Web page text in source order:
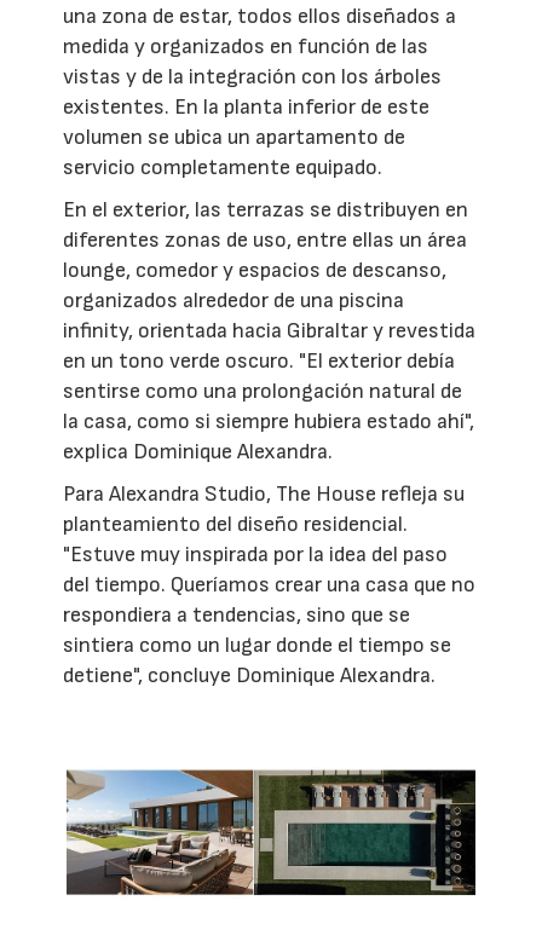
una zona de estar, todos ellos diseñados a
medida y organizados en función de las
vistas y de la integración con los árboles
existentes. En la planta inferior de este
volumen se ubica un apartamento de
servicio completamente equipado.
En el exterior, las terrazas se distribuyen en
diferentes zonas de uso, entre ellas un área
lounge, comedor y espacios de descanso,
organizados alrededor de una piscina
infinity, orientada hacia Gibraltar y revestida
en un tono verde oscuro. "El exterior debía
sentirse como una prolongación natural de
la casa, como si siempre hubiera estado ahí",
explica Dominique Alexandra.
Para Alexandra Studio, The House refleja su
planteamiento del diseño residencial.
"Estuve muy inspirada por la idea del paso
del tiempo. Queríamos crear una casa que no
respondiera a tendencias, sino que se
sintiera como un lugar donde el tiempo se
detiene", concluye Dominique Alexandra.